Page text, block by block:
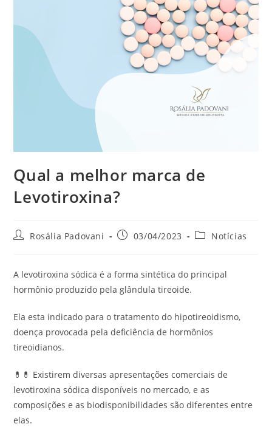
Qual a melhor marca de
Levotiroxina?
Rosália Padovani 03/04/2023 Notícias
A levotiroxina sódica é a forma sintética do principal
hormônio produzido pela glândula tireoide.
Ela esta indicado para o tratamento do hipotireoidismo,
doença provocada pela deficiência de hormônios
tireoidianos.
💊💊 Existirem diversas apresentações comerciais de
levotiroxina sódica disponíveis no mercado, e as
composições e as biodisponibilidades são diferentes entre
elas.